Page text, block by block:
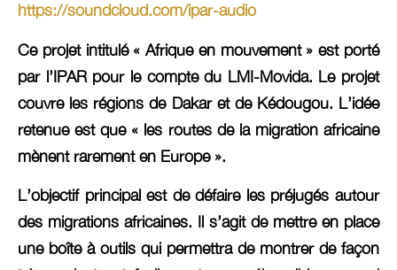
https://soundcloud.com/ipar-audio
Ce projet intitulé «Afrique en mouvement» est porté
par l’IPAR pour le compte du LMI-Movida. Le projet
couvre les régions de Dakar et de Kédougou. L’idée
retenue est que « les routes de la migration africaine
mènent rarement en Europe ».
L’objectif principal est de défaire les préjugés autour
des migrations africaines. Il s’agit de mettre en place
une boîte à outils qui permettra de montrer de façon